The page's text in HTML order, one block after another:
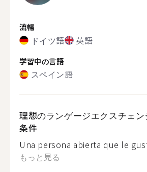
流暢
ドイツ語 英語
学習中の言語
スペイン語
理想のランゲージエクスチェ
条件
Una persona abierta que le
もっと見る